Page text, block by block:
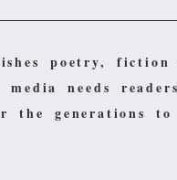
poetry, fiction
needs
generations to